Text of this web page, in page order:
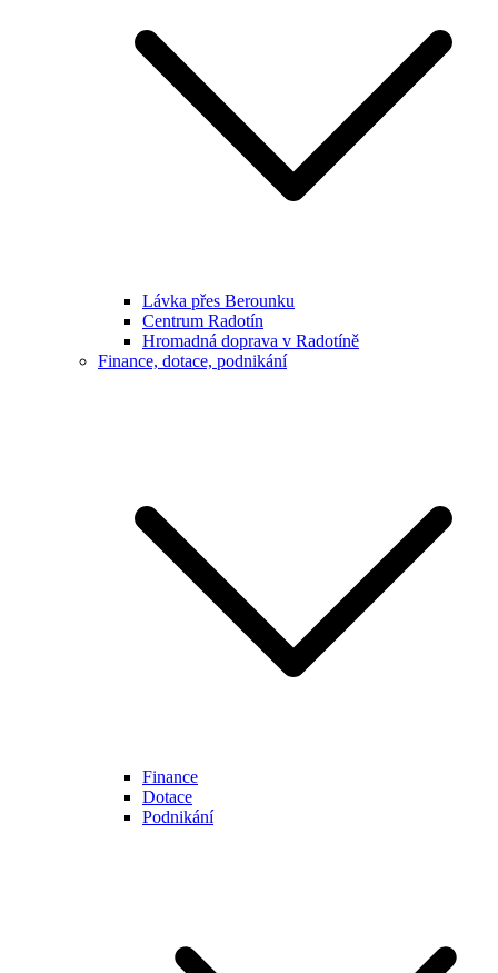
Lávka přes Berounku
Centrum Radotín
Hromadná doprava v Radotíně
Finance, dotace, podnikání
Finance
Dotace
Podnikání